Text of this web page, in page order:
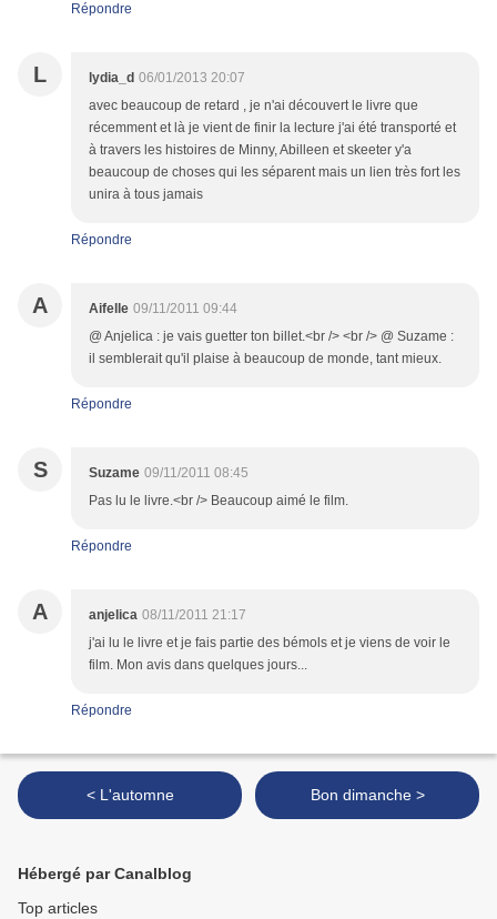
Répondre
L lydia_d 06/01/2013 20:07
avec beaucoup de retard , je n'ai découvert le livre que
récemment et là je vient de finir la lecture j'ai été transporté et
à travers les histoires de Minny, Abilleen et skeeter y'a
beaucoup de choses qui les séparent mais un lien très fort les
unira à tous jamais
Répondre
A Aifelle 09/11/2011 09:44
@ Anjelica : je vais guetter ton billet.<br /> <br /> @ Suzame :
il semblerait qu'il plaise à beaucoup de monde, tant mieux.
Répondre
S Suzame 09/11/2011 08:45
Pas lu le livre.<br /> Beaucoup aimé le film.
Répondre
A anjelica 08/11/2011 21:17
j'ai lu le livre et je fais partie des bémols et je viens de voir le
film. Mon avis dans quelques jours...
Répondre
< L'automne Bon dimanche >
Hébergé par Canalblog
Top articles